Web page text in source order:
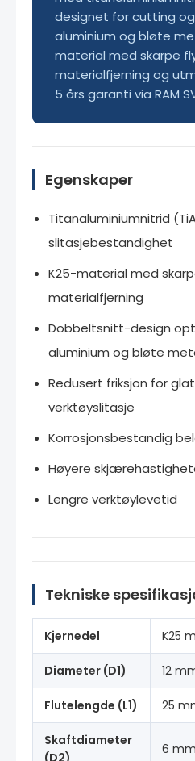
designet for cutting
aluminium og bløte
material med skarpe
materialfjerning og
5 års garanti via RAM
Egenskaper
Titanaluminiumnitrid
slitasjebestandighet
K25-material med
materialfjerning
Dobbeltsnitt-design
aluminium og bløte
Redusert friksjon for
verktøyslitasje
Korrosjonsbestandig
Høyere
Lengre verktøylevetid
Tekniske
Kjernedel K25
Diameter (D1) 12
Flutelengde (L1) 25
Skaftdiameter
6 mm